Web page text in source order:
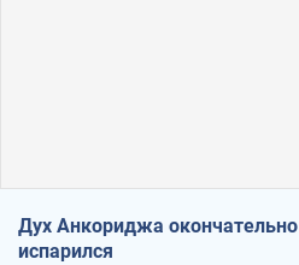
Дух Анкориджа окончательно
испарился